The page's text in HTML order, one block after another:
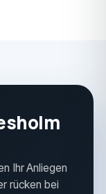
Ihr Anliegen
rücken bei